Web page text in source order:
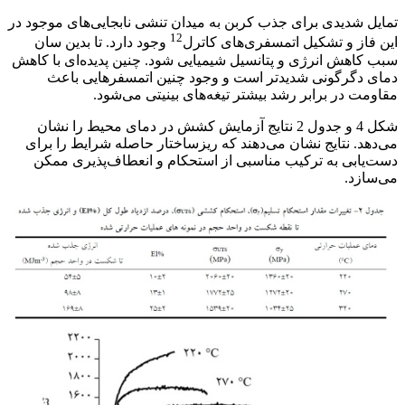
تمایل شدیدی برای جذب کربن به میدان تنشی نابجایی‌های موجود در
این فاز و تشکیل اتمسفری‌های کاترل12 وجود دارد. تا بدین سان
سبب کاهش انرژی و پتانسیل شیمیایی شود. چنین پدیده‌ای با کاهش
دمای دگرگونی شدیدتر است و وجود چنین اتمسفرهایی باعث
مقاومت در برابر رشد بیشتر تیغه‌های بینیتی می‌شود.
شکل 4 و جدول 2 نتایج آزمایش کشش در دمای محیط را نشان
می‌دهد. نتایج نشان می‌دهند که ریزساختار حاصله شرایط را برای
دست‌یابی به ترکیب مناسبی از استحکام و انعطاف‌پذیری ممکن
می‌سازد.